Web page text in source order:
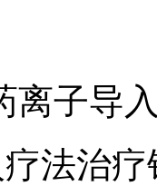
离子导
法治